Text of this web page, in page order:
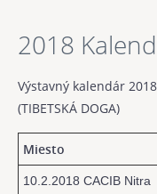
2018
Výstavný kalendár
(TIBETSKÁ DOGA)
Miesto
10.2.2018 CACIB Nitra